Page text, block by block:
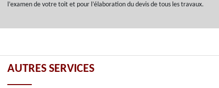
l’examen de votre toit et pour l’élaboration du devis de tous les travaux.
AUTRES SERVICES